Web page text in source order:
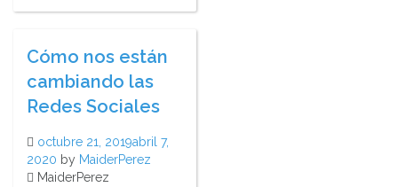
Cómo nos están
cambiando las
Redes Sociales
octubre 21, 2019abril 7,
2020 by MaiderPerez
MaiderPerez